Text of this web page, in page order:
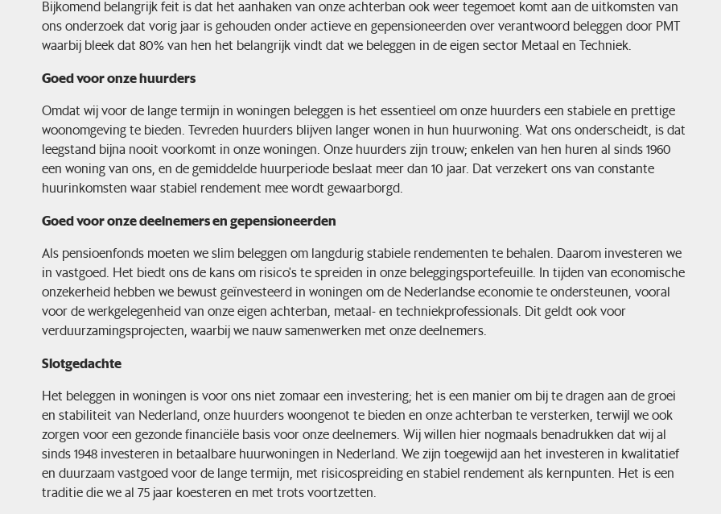
Bijkomend belangrijk feit is dat het aanhaken van onze achterban ook weer tegemoet komt aan de uitkomsten van
ons onderzoek dat vorig jaar is gehouden onder actieve en gepensioneerden over verantwoord beleggen door PMT
waarbij bleek dat 80% van hen het belangrijk vindt dat we beleggen in de eigen sector Metaal en Techniek.
Goed voor onze huurders
Omdat wij voor de lange termijn in woningen beleggen is het essentieel om onze huurders een stabiele en prettige
woonomgeving te bieden. Tevreden huurders blijven langer wonen in hun huurwoning. Wat ons onderscheidt, is dat
leegstand bijna nooit voorkomt in onze woningen. Onze huurders zijn trouw; enkelen van hen huren al sinds 1960
een woning van ons, en de gemiddelde huurperiode beslaat meer dan 10 jaar. Dat verzekert ons van constante
huurinkomsten waar stabiel rendement mee wordt gewaarborgd.
Goed voor onze deelnemers en gepensioneerden
Als pensioenfonds moeten we slim beleggen om langdurig stabiele rendementen te behalen. Daarom investeren we
in vastgoed. Het biedt ons de kans om risico's te spreiden in onze beleggingsportefeuille. In tijden van economische
onzekerheid hebben we bewust geïnvesteerd in woningen om de Nederlandse economie te ondersteunen, vooral
voor de werkgelegenheid van onze eigen achterban, metaal- en techniekprofessionals. Dit geldt ook voor
verduurzamingsprojecten, waarbij we nauw samenwerken met onze deelnemers.
Slotgedachte
Het beleggen in woningen is voor ons niet zomaar een investering; het is een manier om bij te dragen aan de groei
en stabiliteit van Nederland, onze huurders woongenot te bieden en onze achterban te versterken, terwijl we ook
zorgen voor een gezonde financiële basis voor onze deelnemers. Wij willen hier nogmaals benadrukken dat wij al
sinds 1948 investeren in betaalbare huurwoningen in Nederland. We zijn toegewijd aan het investeren in kwalitatief
en duurzaam vastgoed voor de lange termijn, met risicospreiding en stabiel rendement als kernpunten. Het is een
traditie die we al 75 jaar koesteren en met trots voortzetten.